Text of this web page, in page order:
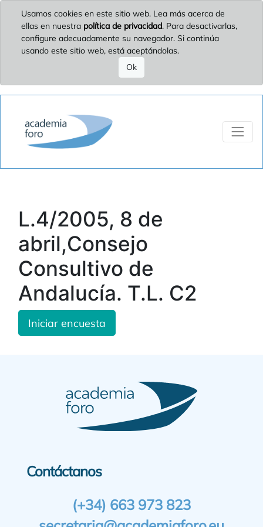
Usamos cookies en este sitio web. Lea más acerca de
ellas en nuestra política de privacidad. Para desactivarlas,
configure adecuadamente su navegador. Si continúa
usando este sitio web, está aceptándolas.
Ok
L.4/2005, 8 de
abril,Consejo
Consultivo de
Andalucía. T.L. C2
Iniciar encuesta
Contáctanos
(+34) 663 973 823